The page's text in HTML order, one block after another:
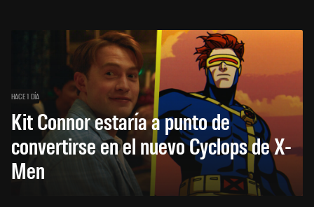
HACE 1 DÍA
Kit Connor estaría a punto de
convertirse en el nuevo Cyclops de X-
Men